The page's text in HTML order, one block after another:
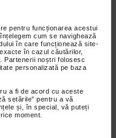
pentru funcționarea acestui
cum se navighează
în care funcționează site-
în cazul căutărilor,
Partenerii noștri folosesc
personalizată pe baza
a fi de acord cu aceste
setările” pentru a vă
și, în special, vă puteți
moment.
- medac x 1 flac. pulb. + 1